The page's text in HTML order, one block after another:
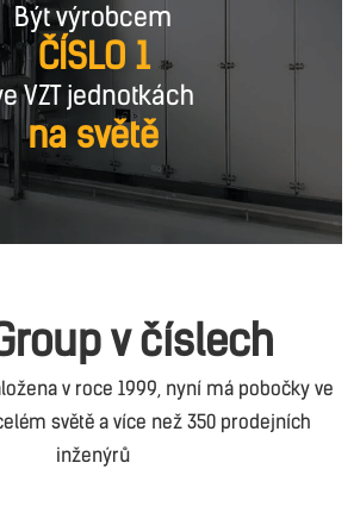
Být výrobcem
ČÍSLO 1
VZT jednotkách
na světě
v číslech
v roce 1999, nyní má pobočky ve
světě a více než 350 prodejních
inženýrů